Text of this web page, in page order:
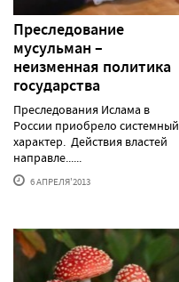
Преследование
мусульман –
неизменная политика
государства
Преследования Ислама в
России приобрело системный
характер. Действия властей
направле......
6 АПРЕЛЯ'2013